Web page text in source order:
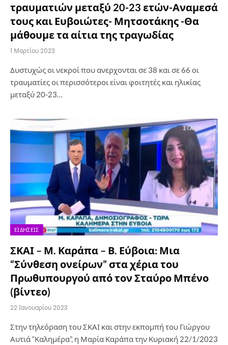
τραυματιών μεταξύ 20-23 ετών-Αναμεσά
τους και Ευβοιώτες- Μητσοτάκης -Θα
μάθουμε τα αίτια της τραγωδίας
1 Μαρτίου 2023
Δυστυχώς οι νεκροί που ανερχονται σε 38 και σε 66 οι
τραυματίες οι περισσότεροι είναι φοιτητές και ηλικίας
μεταξύ 20-23…
ΕΙΔΉΣΕΙΣ
ΣΚΑΙ – Μ. Καράπα – Β. Εύβοια: Μια
“Σύνθεση ονείρων” στα χέρια του
Πρωθυπουργού από τον Σταύρο Μπένο
(βίντεο)
22 Ιανουαρίου 2023
Στην τηλεόραση του ΣΚΑΙ και στην εκπομπή του Γιώργου
Αυτιά “Καλημέρα”, η Μαρία Καράπα την Κυριακή 22/1/2023